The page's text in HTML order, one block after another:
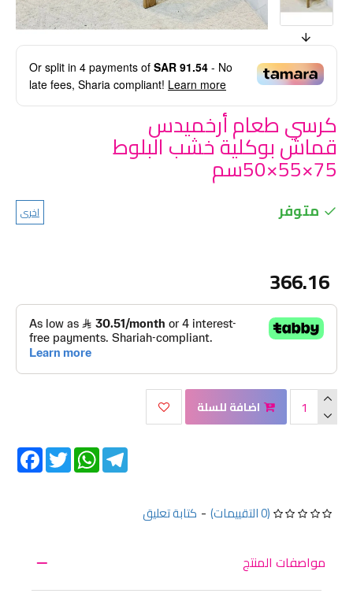
Or split in 4 payments of SAR 91.54 - No
late fees, Sharia compliant! Learn more
كرسي طعام أرخميدس
قماش بوكلية خشب البلوط
75×55×50سم
متوفر اخرى
(0 التقييمات) - كتابة تعليق
366.16
اضافة للسلة
Twitter
WhatsAppTelegram
مواصفات المنتج